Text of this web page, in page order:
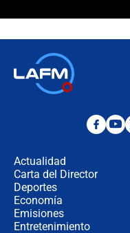
Actualidad
Carta del Director
Deportes
Economía
Emisiones
Entretenimiento